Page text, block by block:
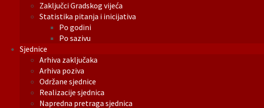
Zaključci Gradskog vijeća
Statistika pitanja i inicijativa
Po godini
Po sazivu
Sjednice
Arhiva zaključaka
Arhiva poziva
Održane sjednice
Realizacije sjednica
Napredna pretraga sjednica